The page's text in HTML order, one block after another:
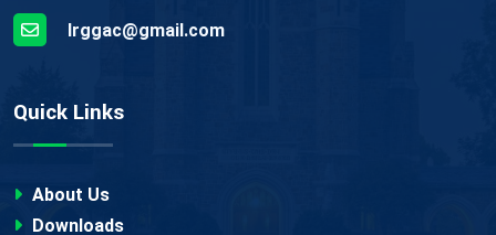
lrggac@gmail.com
Quick Links
About Us
Downloads